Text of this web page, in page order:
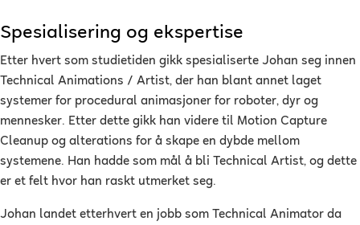
Spesialisering og ekspertise
Etter hvert som studietiden gikk spesialiserte Johan seg innen
Technical Animations / Artist, der han blant annet laget
systemer for procedural animasjoner for roboter, dyr og
mennesker. Etter dette gikk han videre til Motion Capture
Cleanup og alterations for å skape en dybde mellom
systemene. Han hadde som mål å bli Technical Artist, og dette
er et felt hvor han raskt utmerket seg.
Johan landet etterhvert en jobb som Technical Animator da